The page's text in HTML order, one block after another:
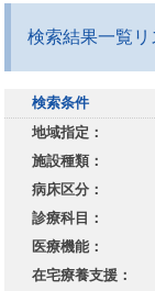
検索結果一覧リ
検索条件
地域指定：
施設種類：
病床区分：
診療科目：
医療機能：
在宅療養支援：